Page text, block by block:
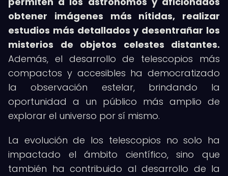
obtener imágenes más nítidas, realizar
estudios más detallados y desentrañar los
misterios de objetos celestes distantes.
Además, el desarrollo de telescopios más
compactos y accesibles ha democratizado
la observación estelar, brindando la
oportunidad a un público más amplio de
explorar el universo por sí mismo.
La evolución de los telescopios no solo ha
impactado el ámbito científico, sino que
también ha contribuido al desarrollo de la